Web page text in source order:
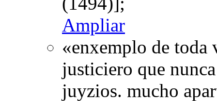
Ampliar
«enxemplo de
justiciero que
juyzios. mucho